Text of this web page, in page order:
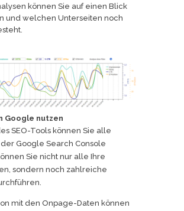
können Sie auf einen Blick
und welchen Unterseiten noch
Google nutzen
SEO-Tools können Sie alle
Google Search Console
Sie nicht nur alle Ihre
sondern noch zahlreiche
mit den Onpage-Daten können